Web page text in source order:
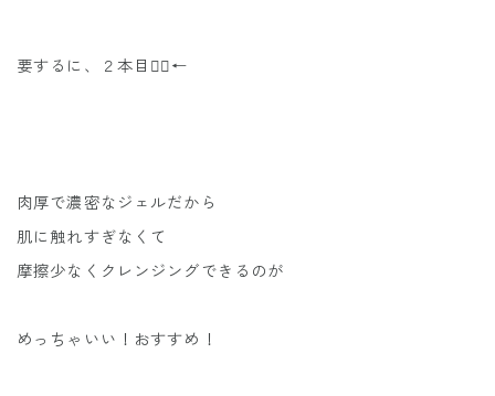
要するに、２本目✌🏼←
肉厚で濃密なジェルだから
肌に触れすぎなくて
摩擦少なくクレンジングできるのが
めっちゃいい！おすすめ！